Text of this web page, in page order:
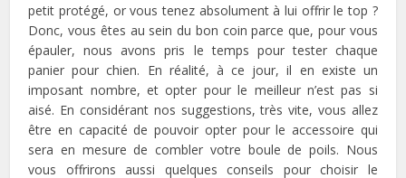
petit protégé, or vous tenez absolument à lui offrir le top ?
Donc, vous êtes au sein du bon coin parce que, pour vous
épauler, nous avons pris le temps pour tester chaque
panier pour chien. En réalité, à ce jour, il en existe un
imposant nombre, et opter pour le meilleur n’est pas si
aisé. En considérant nos suggestions, très vite, vous allez
être en capacité de pouvoir opter pour le accessoire qui
sera en mesure de combler votre boule de poils. Nous
vous offrirons aussi quelques conseils pour choisir le